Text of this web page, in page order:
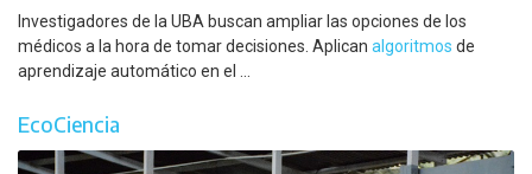
Investigadores de la UBA buscan ampliar las opciones de los
médicos a la hora de tomar decisiones. Aplican algoritmos de
aprendizaje automático en el ...
EcoCiencia